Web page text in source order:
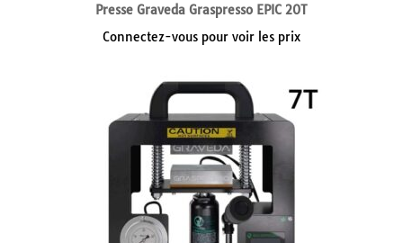
Presse Graveda Graspresso EPIC 20T
Connectez-vous pour voir les prix